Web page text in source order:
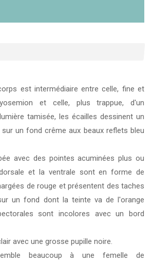
est intermédiaire entre celle, fine et
et celle, plus trappue, d'un
tamisée, les écailles dessinent un
un fond crême aux beaux reflets bleu
avec des pointes acuminées plus ou
et la ventrale sont en forme de
de rouge et présentent des taches
un fond dont la teinte va de l'orange
sont incolores avec un bord
avec une grosse pupille noire.
beaucoup à une femelle de